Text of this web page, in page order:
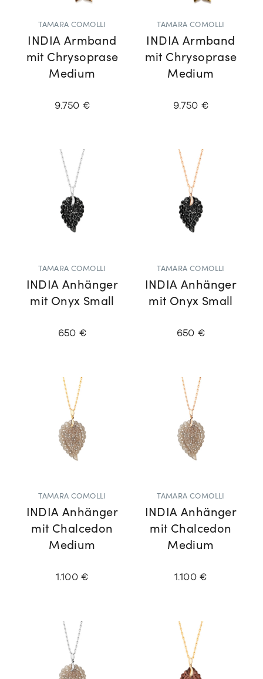
TAMARA COMOLLI
INDIA Armband
mit Chrysoprase
Medium
9.750 €
TAMARA COMOLLI
INDIA Armband
mit Chrysoprase
Medium
9.750 €
TAMARA COMOLLI
INDIA Anhänger
mit Onyx Small
650 €
TAMARA COMOLLI
INDIA Anhänger
mit Onyx Small
650 €
TAMARA COMOLLI
INDIA Anhänger
mit Chalcedon
Medium
1.100 €
TAMARA COMOLLI
INDIA Anhänger
mit Chalcedon
Medium
1.100 €